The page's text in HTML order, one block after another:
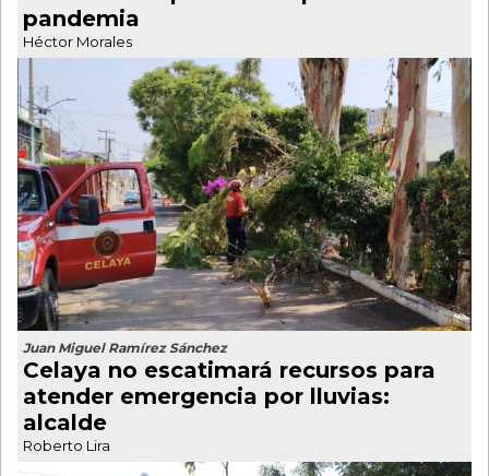
pandemia
Héctor Morales
Juan Miguel Ramírez Sánchez
Celaya no escatimará recursos para
atender emergencia por lluvias:
alcalde
Roberto Lira